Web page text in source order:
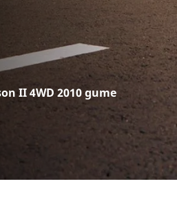
II 4WD 2010 gume